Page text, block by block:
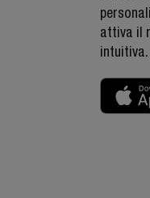
attiva il
intuitiva.